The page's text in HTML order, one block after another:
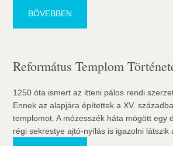
BŐVEBBEN
Református Templom
1250 óta ismert az itteni pálos rendi
Ennek az alapjára építettek a XV.
templomot. A mózesszék háta mögött egy
régi sekrestye ajtó-nyílás is igazolni látszik